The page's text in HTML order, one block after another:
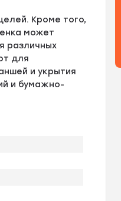
Кроме того,
может
различных
для
и укрытия
и бумажно-